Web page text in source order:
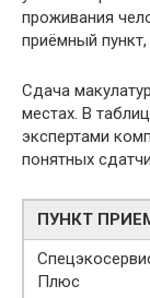
проживания
приёмный
Сдача
местах. В
экспертами
понятных
ПУНКТ
Плюс